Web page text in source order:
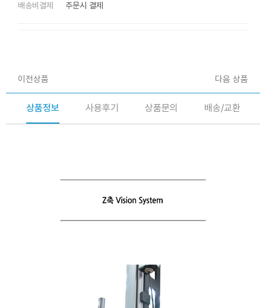
배송비결제 주문시 결제
이전상품 다음 상품
상품정보 사용후기 상품문의 배송/교환